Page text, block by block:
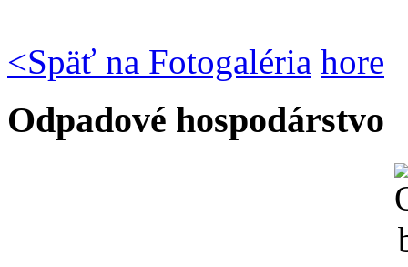
<Späť na Fotogaléria hore
Odpadové hospodárstvo